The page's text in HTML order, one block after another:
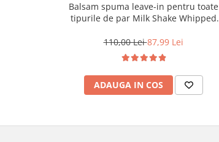
Balsam spuma leave-in pentru toate
tipurile de par Milk Shake Whipped
110,00 Lei87,99 Lei
ADAUGA IN COS